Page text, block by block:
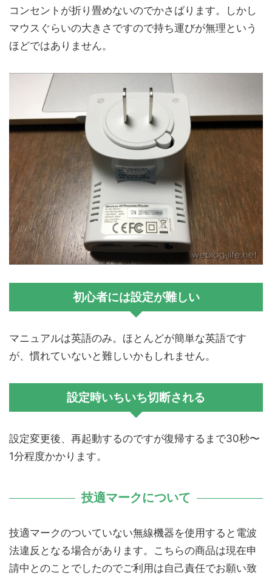
コンセントが折り畳めないのでかさばります。しかし
マウスぐらいの大きさですので持ち運びが無理という
ほどではありません。
初心者には設定が難しい
マニュアルは英語のみ。ほとんどが簡単な英語です
が、慣れていないと難しいかもしれません。
設定時いちいち切断される
設定変更後、再起動するのですが復帰するまで30秒〜
1分程度かかります。
技適マークについて
技適マークのついていない無線機器を使用すると電波
法違反となる場合があります。こちらの商品は現在申
請中とのことでしたのでご利用は自己責任でお願い致